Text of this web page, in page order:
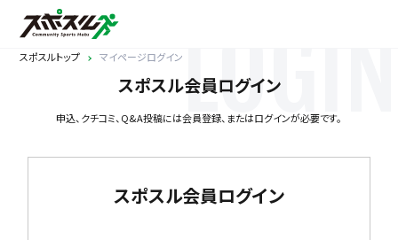
スポスルトップ マイページログイン
スポスル会員ログイン
申込、クチコミ、Q&A投稿には会員登録、またはログインが必要です。
LOGIN
スポスル会員ログイン